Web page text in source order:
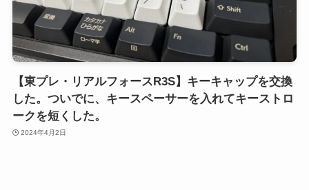
【東プレ・リアルフォースR3S】キーキャップを交換
した。ついでに、キースペーサーを入れてキーストロ
ークを短くした。
2024年4月2日